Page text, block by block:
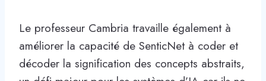
Le professeur Cambria travaille également à
améliorer la capacité de SenticNet à coder et
décoder la signification des concepts abstraits,